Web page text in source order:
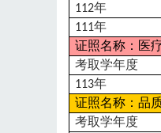
112年
111年
证照名称：医
考取学年度
113年
证照名称：品
考取学年度